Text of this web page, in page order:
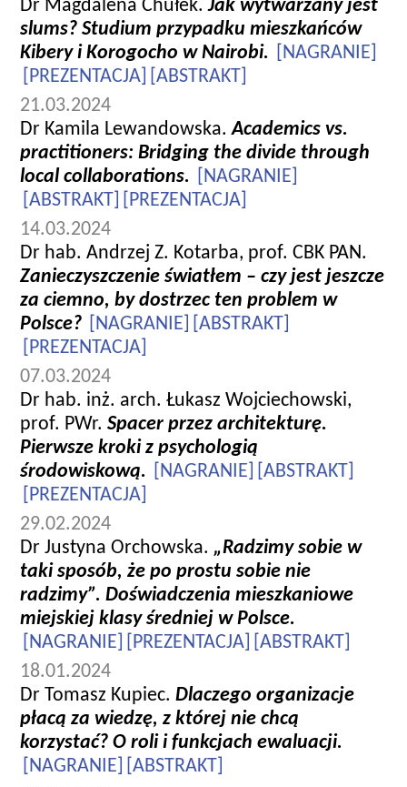
Dr Magdalena Chułek. Jak wytwarzany jest
slums? Studium przypadku mieszkańców
Kibery i Korogocho w Nairobi.
[NAGRANIE]
[PREZENTACJA]
[ABSTRAKT]
21.03.2024
Dr Kamila Lewandowska. Academics vs.
practitioners: Bridging the divide through
local collaborations.
[NAGRANIE]
[ABSTRAKT]
[PREZENTACJA]
14.03.2024
Dr hab. Andrzej Z. Kotarba, prof. CBK PAN.
Zanieczyszczenie światłem – czy jest jeszcze
za ciemno, by dostrzec ten problem w
Polsce?
[NAGRANIE]
[ABSTRAKT]
[PREZENTACJA]
07.03.2024
Dr hab. inż. arch. Łukasz Wojciechowski,
prof. PWr. Spacer przez architekturę.
Pierwsze kroki z psychologią
środowiskową.
[NAGRANIE]
[ABSTRAKT]
[PREZENTACJA]
29.02.2024
Dr Justyna Orchowska. „Radzimy sobie w
taki sposób, że po prostu sobie nie
radzimy”. Doświadczenia mieszkaniowe
miejskiej klasy średniej w Polsce.
[NAGRANIE]
[PREZENTACJA]
[ABSTRAKT]
18.01.2024
Dr Tomasz Kupiec. Dlaczego organizacje
płacą za wiedzę, z której nie chcą
korzystać? O roli i funkcjach ewaluacji.
[NAGRANIE]
[ABSTRAKT]